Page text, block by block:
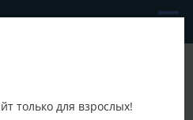
только для взрослых!
20:34